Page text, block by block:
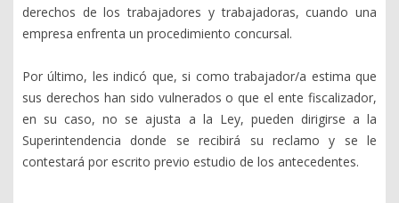
derechos de los trabajadores y trabajadoras, cuando una
empresa enfrenta un procedimiento concursal.
Por último, les indicó que, si como trabajador/a estima que
sus derechos han sido vulnerados o que el ente fiscalizador,
en su caso, no se ajusta a la Ley, pueden dirigirse a la
Superintendencia donde se recibirá su reclamo y se le
contestará por escrito previo estudio de los antecedentes.